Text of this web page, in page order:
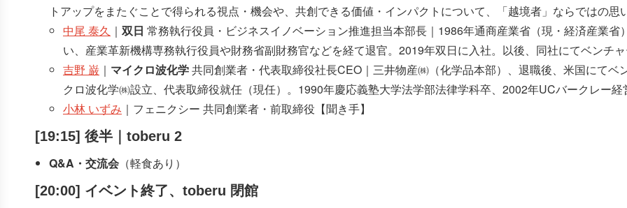
トアップをまたぐことで得られる視点・機会や、共創できる価値・インパクトについて、「越境者」ならではの思
中尾 泰久 ｜ 双日 常務執行役員・ビジネスイノベーション推進担当本部長｜1986年通商産業省（現・経済産業
い、産業革新機構専務執行役員や財務省副財務官などを経て退官。2019年双日に入社。以後、同社にてベンチ
吉野 巌 ｜ マイクロ波化学共同創業者・代表取締役社長CEO｜三井物産㈱（化学品本部）、退職後、米国にて
クロ波化学㈱設立、代表取締役就任（現任）。1990年慶応義塾大学法学部法律学科卒、2002年UCバークレー
小林 いずみ ｜フェニクシー 共同創業者・前取締役【聞き手】
[19:15] 後半｜toberu 2
Q&A・交流会 （軽食あり）
[20:00] イベント終了、toberu 閉館